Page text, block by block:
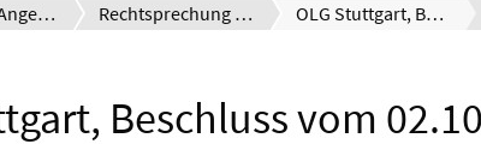
E-Learning-Angebote Rechtsprechung kompakt OLG Stuttgart, Beschluss vom 02.10.2024 – 13 W 20/24
Beschluss vom